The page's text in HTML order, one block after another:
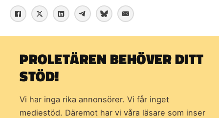
PROLETÄREN BEHÖVER DITT
STÖD!
Vi har inga rika annonsörer. Vi får inget
mediestöd. Däremot har vi våra läsare som inser